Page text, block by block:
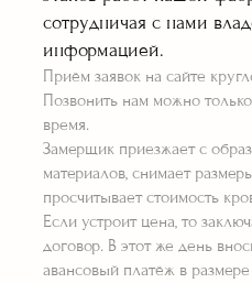
Гарантия на все
изделия 36 месяцев
Оплата работы
по факту
сотрудничая с нами
информацией.
Приём заявок на сайте
Позвонить нам можно
время.
Замерщик приезжает с
материалов, снимает
просчитывает стоимость
Если устроит цена, то
договор. В этот же день
авансовый платёж в